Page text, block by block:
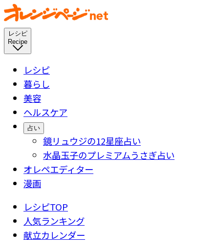
レシピ
Recipe
レシピ
暮らし
美容
ヘルスケア
占い
鏡リュウジの12星座占い
水晶玉子のプレミアムうさぎ占い
オレペエディター
漫画
レシピTOP
人気ランキング
献立カレンダー